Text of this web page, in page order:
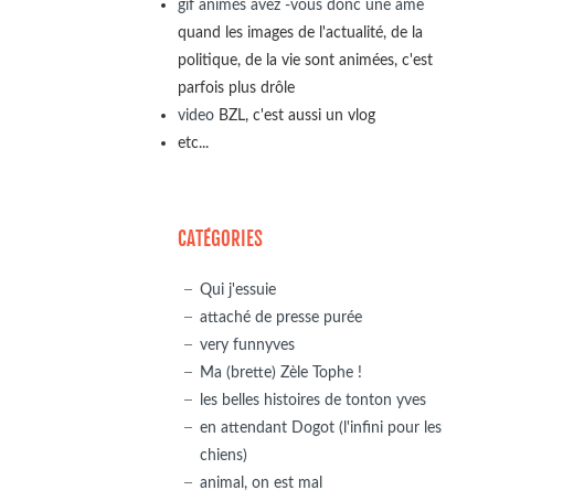
gif animés avez -vous donc une âme
quand les images de l'actualité, de la
politique, de la vie sont animées, c'est
parfois plus drôle
video BZL, c'est aussi un vlog
etc...
CATÉGORIES
Qui j'essuie
attaché de presse purée
very funnyves
Ma (brette) Zèle Tophe !
les belles histoires de tonton yves
en attendant Dogot (l'infini pour les
chiens)
animal, on est mal